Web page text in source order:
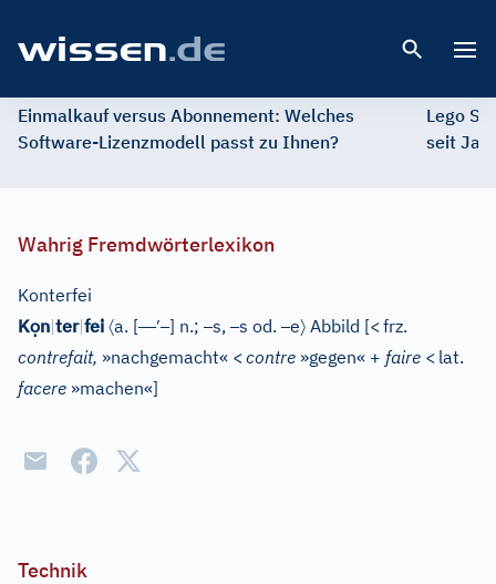
Einmalkauf versus Abonnement: Welches
Software-Lizenzmodell passt zu Ihnen?
Lego
seit
Wahrig Fremdwörterlexikon
Konterfei
Kọn|ter|fei 〈a. [––′–] n.;–s,–s od.–e〉 Abbild [<frz.
contrefait, »nachgemacht« <contre »gegen« + faire < lat.
facere »machen«]
Technik